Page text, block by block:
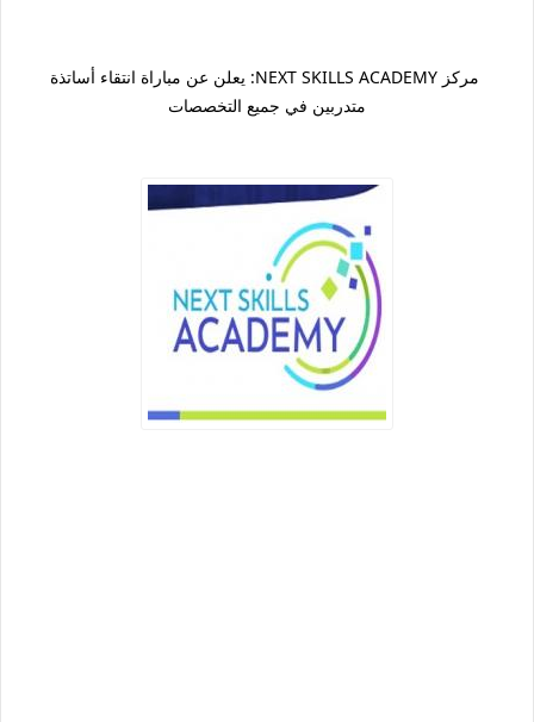
مركز NEXT SKILLS ACADEMY: يعلن عن مباراة انتقاء أساتذة
متدربين في جميع التخصصات